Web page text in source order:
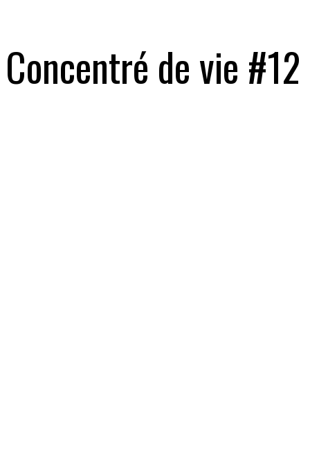
Concentré de vie #12